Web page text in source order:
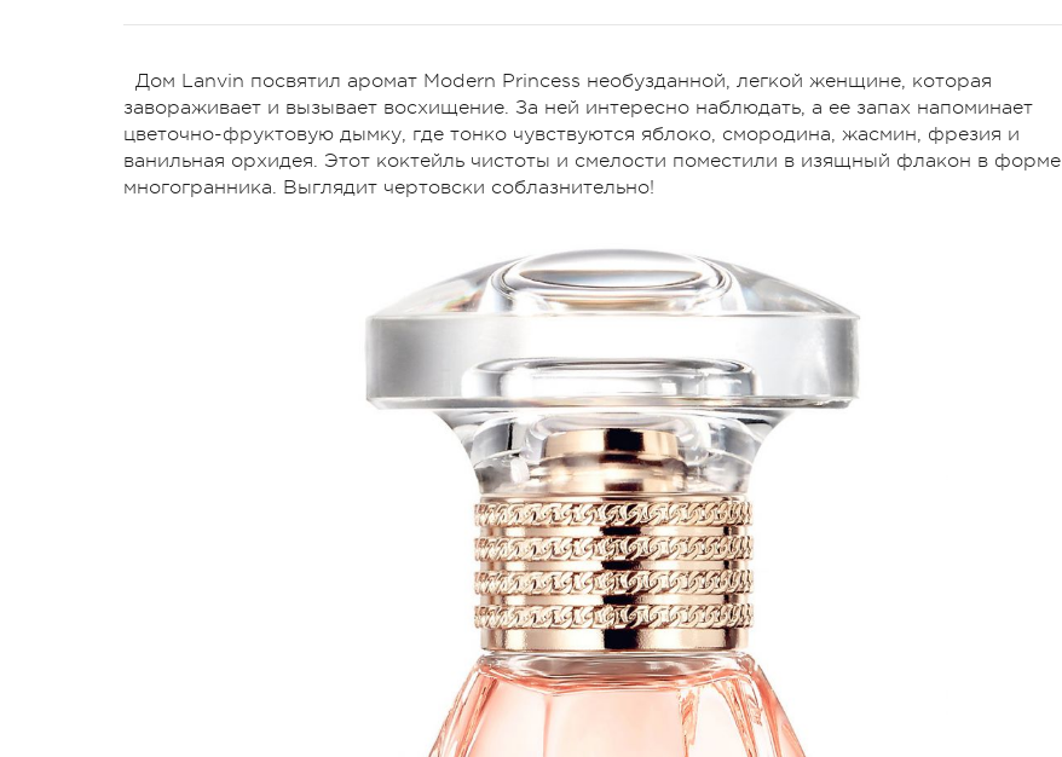
Дом Lanvin посвятил аромат Modern Princess необузданной, легкой женщине, которая
завораживает и вызывает восхищение. За ней интересно наблюдать, а ее запах напоминает
цветочно-фруктовую дымку, где тонко чувствуются яблоко, смородина, жасмин, фрезия и
ванильная орхидея. Этот коктейль чистоты и смелости поместили в изящный флакон в форме
многогранника. Выглядит чертовски соблазнительно!